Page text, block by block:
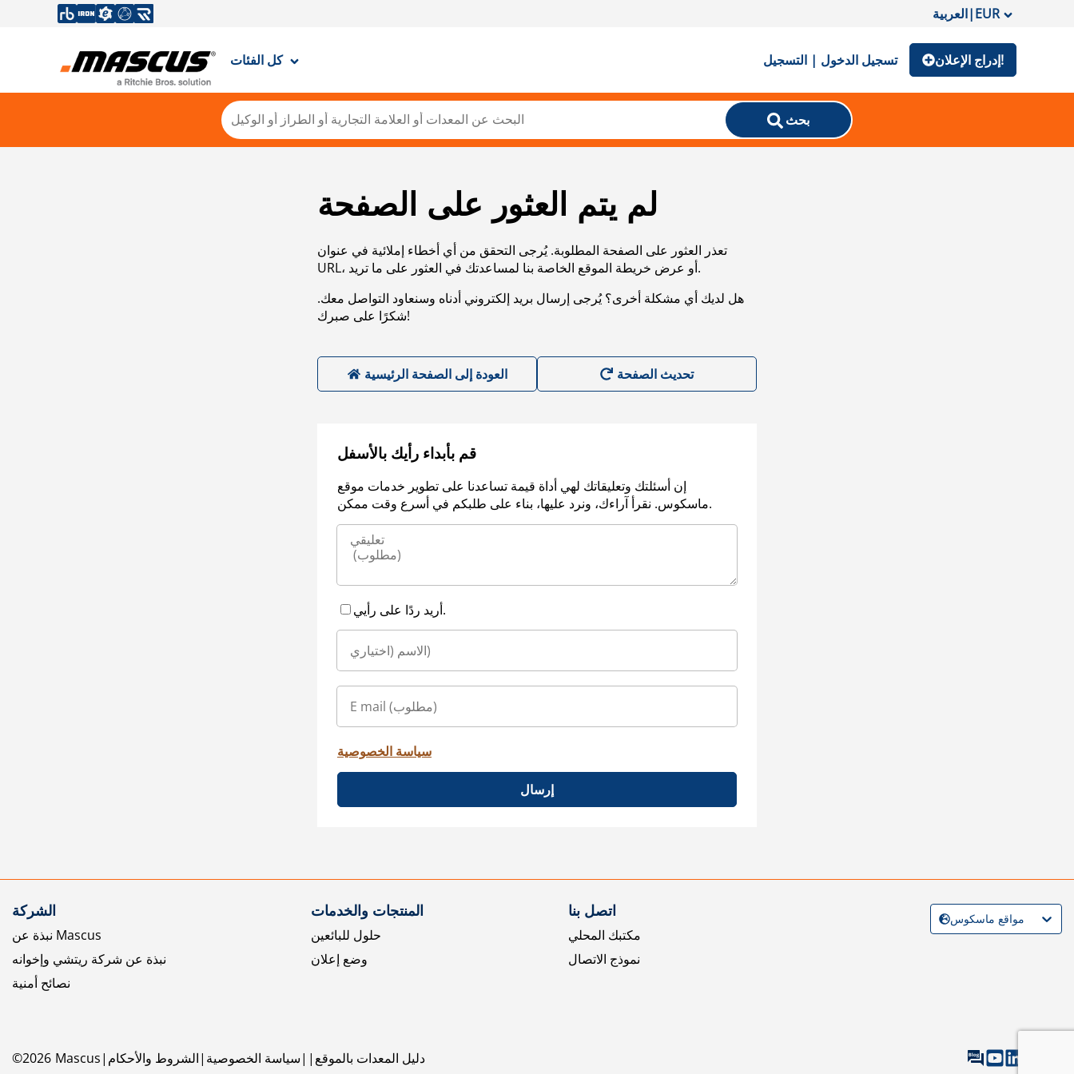
العربية|EUR
كل الفئات تسجيل الدخول | التسجيل إدراج الإعلان!
بحث
لم يتم العثور على الصفحة
تعذر العثور على الصفحة المطلوبة. يُرجى التحقق من أي أخطاء إملائية في عنوان
URL، أو عرض خريطة الموقع الخاصة بنا لمساعدتك في العثور على ما تريد.
هل لديك أي مشكلة أخرى؟ يُرجى إرسال بريد إلكتروني أدناه وسنعاود التواصل معك.
شكرًا على صبرك!
العودة إلى الصفحة الرئيسية
قم بأبداء رأيك بالأسفل
إن أسئلتك وتعليقاتك لهي أداة قيمة تساعدنا على تطوير خدمات موقع
ماسكوس. نقرأ آراءك، ونرد عليها، بناء على طلبكم في أسرع وقت ممكن.
أريد ردًا على رأيي.
سياسة الخصوصية
إرسال
الشركة
نبذة عن Mascus
نبذة عن شركة ريتشي وإخوانه
نصائح أمنية
المنتجات والخدمات
حلول للبائعين
وضع إعلان
اتصل بنا
مكتبك المحلي
نموذج الاتصال
©2026 Mascus الشروط والأحكام سياسة الخصوصية دليل المعدات بالموقع
مواقع ماسكوس